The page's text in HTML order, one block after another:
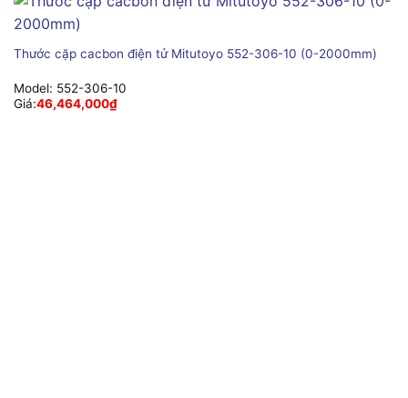
Thước cặp cacbon điện tử Mitutoyo 552-306-10 (0-2000mm)
Model: 552-306-10
Giá:46,464,000₫